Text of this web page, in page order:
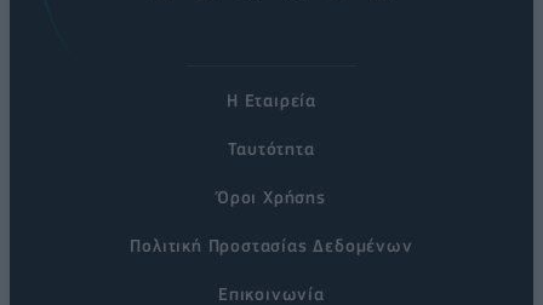
Η Εταιρεία
Ταυτότητα
Όροι Χρήσης
Πολιτική Προστασίας Δεδομένων
Επικοινωνία